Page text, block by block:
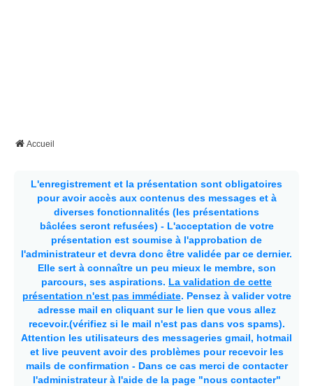
Accueil
L'enregistrement et la présentation sont obligatoires
pour avoir accès aux contenus des messages et à
diverses fonctionnalités (les présentations
bâclées seront refusées) - L'acceptation de votre
présentation est soumise à l'approbation de
l'administrateur et devra donc être validée par ce dernier.
Elle sert à connaître un peu mieux le membre, son
parcours, ses aspirations. La validation de cette
présentation n'est pas immédiate. Pensez à valider votre
adresse mail en cliquant sur le lien que vous allez
recevoir.(vérifiez si le mail n'est pas dans vos spams).
Attention les utilisateurs des messageries gmail, hotmail
et live peuvent avoir des problèmes pour recevoir les
mails de confirmation - Dans ce cas merci de contacter
l'administrateur à l'aide de la page "nous contacter"